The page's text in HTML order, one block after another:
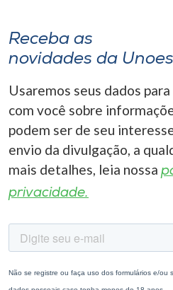
A+
Receba as
novidades da
Usaremos seus dados
com você sobre
podem ser de seu
envio da divulgação, a
mais detalhes, leia nossa
privacidade.